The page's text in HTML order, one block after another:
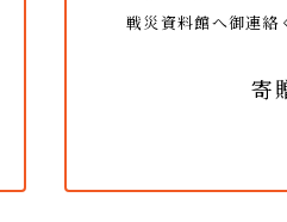
戦災資料館へ御連絡
寄